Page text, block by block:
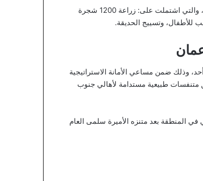
كما اطلع الشواربة على أعمال إعادة تأهيل حديقة ميسلون (4 دونمات)، والتي اشتملت على: زراعة 1200 شجرة
للأطفال، وتسييج الحديقة.
وذلك ضمن مساعي الأمانة الاستراتيجية
وخلق متنفسات طبيعية مستدامة لأهالي جنوب
المتنزه الحيوي الثاني في المنطقة بعد متنزه الأميرة سلمى العام